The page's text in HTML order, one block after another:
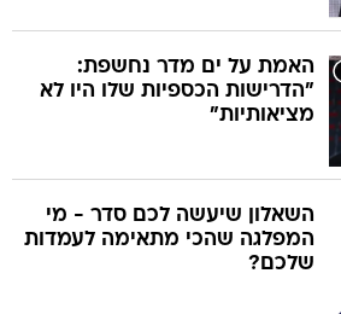
האמת על ים מדר נחשפת:
"הדרישות הכספיות שלו היו לא
מציאותיות"
השאלון שיעשה לכם סדר - מי
המפלגה שהכי מתאימה לעמדות
שלכם?